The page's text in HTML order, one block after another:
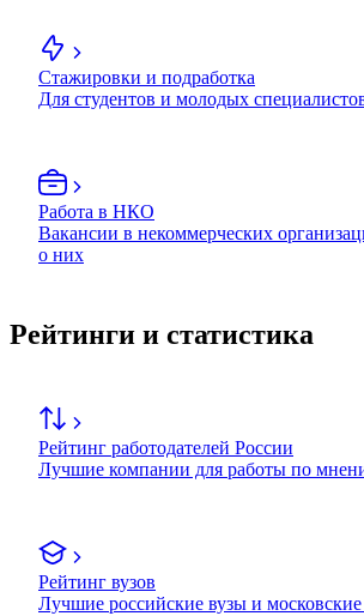
Стажировки и подработка
Для студентов и молодых
Работа в НКО
Вакансии в некоммерческих
о них
Рейтинги и статистика
Рейтинг работодателей России
Лучшие компании для работы по
Рейтинг вузов
Лучшие российские вузы и московские